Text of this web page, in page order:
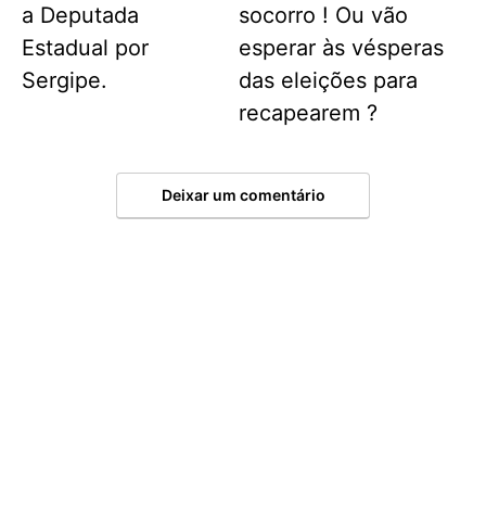
a Deputada
Estadual por
Sergipe.
socorro ! Ou vão
esperar às vésperas
das eleições para
recapearem ?
Deixar um comentário